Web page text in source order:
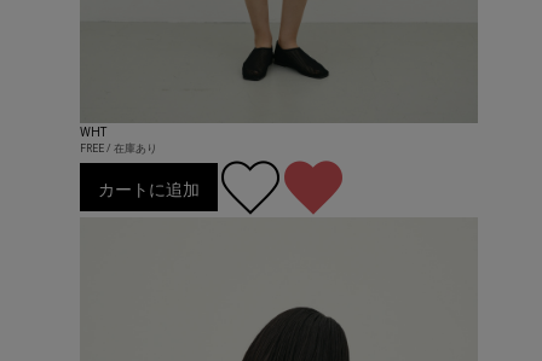
WHT
FREE / 在庫あり
カートに追加